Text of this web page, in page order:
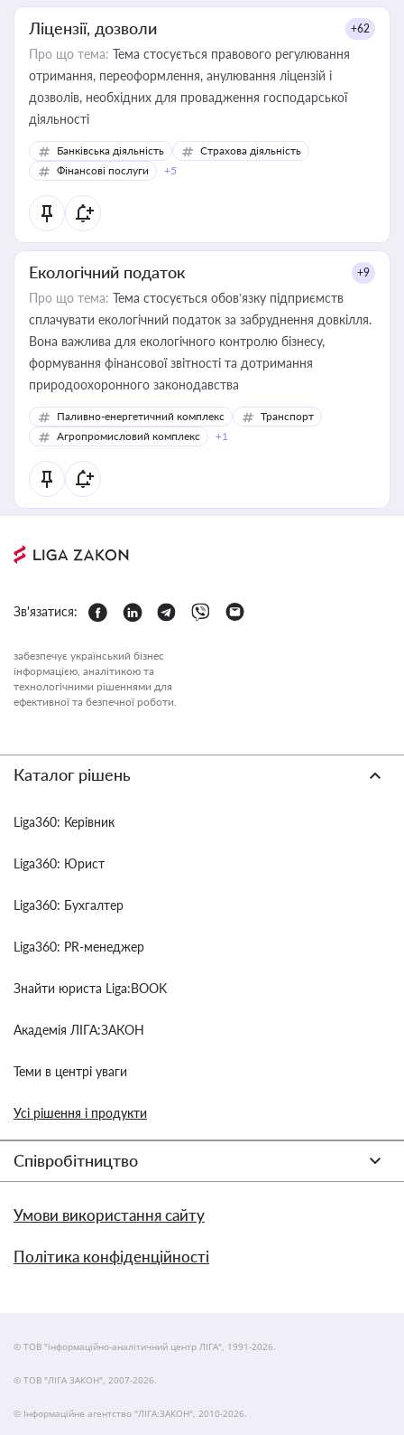
Ліцензії, дозволи +62
Про що тема: Тема стосується правового регулювання
отримання, переоформлення, анулювання ліцензій і
дозволів, необхідних для провадження господарської
діяльності
Банківська діяльність
Страхова діяльність
Фінансові послуги
+5
Екологічний податок +9
Про що тема: Тема стосується обов’язку підприємств
сплачувати екологічний податок за забруднення довкілля.
Вона важлива для екологічного контролю бізнесу,
формування фінансової звітності та дотримання
природоохоронного законодавства
Паливно-енергетичний комплекс
Транспорт
Агропромисловий комплекс
+1
Зв'язатися:
забезпечує український бізнес
інформацією, аналітикою та
технологічними рішеннями для
ефективної та безпечної роботи.
Каталог рішень
Liga360: Керівник
Liga360: Юрист
Liga360: Бухгалтер
Liga360: PR-менеджер
Знайти юриста Liga:BOOK
Академія ЛІГА:ЗАКОН
Теми в центрі уваги
Усі рішення і продукти
Співробітництво
Умови використання сайту
Політика конфіденційності
© ТОВ "інформаційно-аналітичний центр ЛІГА", 1991-2026.
© ТОВ "ЛІГА ЗАКОН", 2007-2026.
© Інформаційне агентство "ЛІГА:ЗАКОН", 2010-2026.